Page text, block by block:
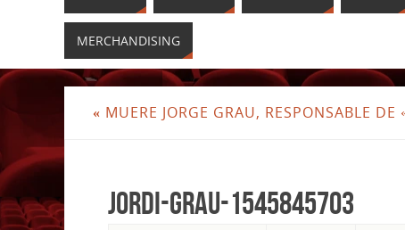
MERCHANDISING
« MUERE JORGE GRAU, RESPONSABLE
jordi-grau-1545845703